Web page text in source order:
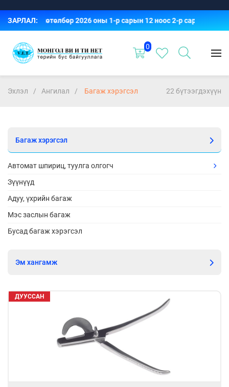
ЗАРЛАЛ:
сургалт хөтөлбөр 2026 оны 1-р сарын 12 ноос 2-р сарын 3-ны
0
Эхлэл Ангилал Багаж хэрэгсэл 22 бүтээгдэхүүн
Багаж хэрэгсэл
Автомат шпириц, туулга олгогч
Зүүнүүд
Адуу, үхрийн багаж
Мэс заслын багаж
Бусад багаж хэрэгсэл
Эм хангамж
ДУУССАН